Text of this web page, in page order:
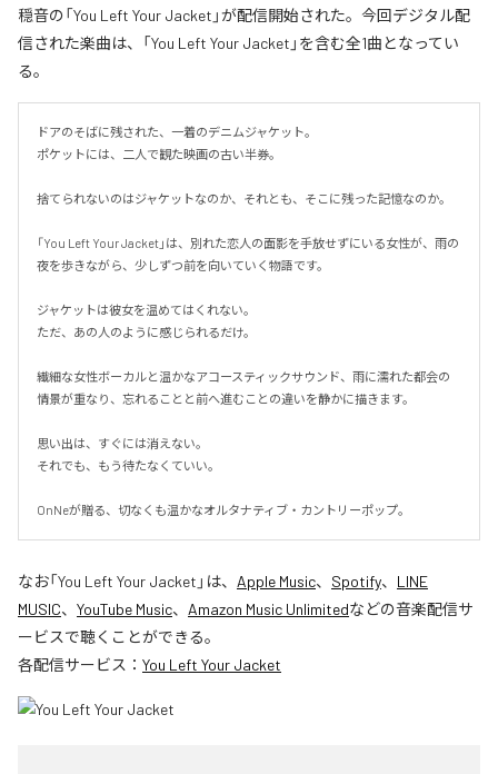
穏音の「You Left Your Jacket」が配信開始された。今回デジタル配
信された楽曲は、「You Left Your Jacket」を含む全1曲となってい
る。
ドアのそばに残された、一着のデニムジャケット。
ポケットには、二人で観た映画の古い半券。
捨てられないのはジャケットなのか、それとも、そこに残った記憶なのか。
「You Left Your Jacket」は、別れた恋人の面影を手放せずにいる女性が、雨の
夜を歩きながら、少しずつ前を向いていく物語です。
ジャケットは彼女を温めてはくれない。
ただ、あの人のように感じられるだけ。
繊細な女性ボーカルと温かなアコースティックサウンド、雨に濡れた都会の
情景が重なり、忘れることと前へ進むことの違いを静かに描きます。
思い出は、すぐには消えない。
それでも、もう待たなくていい。
OnNeが贈る、切なくも温かなオルタナティブ・カントリーポップ。
なお「You Left Your Jacket 」は、 Apple Music、 Spotify、 LINE
MUSIC、 YouTube Music、 Amazon Music Unlimitedなどの音楽配信サ
ービスで聴くことができる。
各配信サービス： You Left Your Jacket